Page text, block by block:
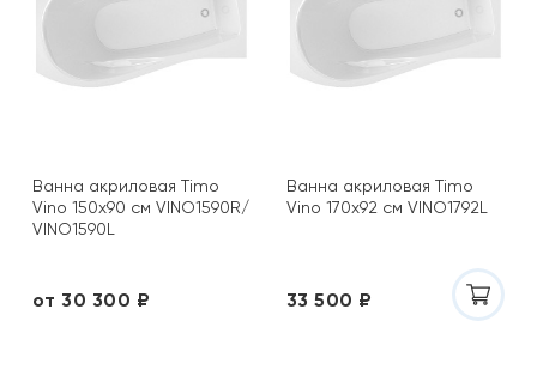
Ванна акриловая Timo
Vino 150x90 см VINO1590R/
VINO1590L
от 30 300 ₽
Ванна акриловая Timo
Vino 170x92 см VINO1792L
33 500 ₽